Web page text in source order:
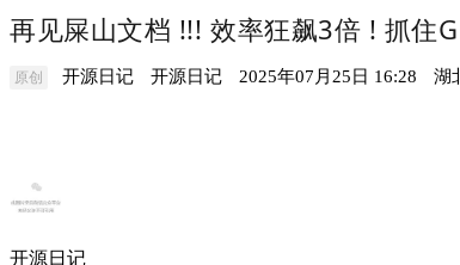
再见屎山文档 !!! 效率狂飙3倍 ! 抓住
原创 开源日记 开源日记 2025年07月25日 16:28 湖
开源日记